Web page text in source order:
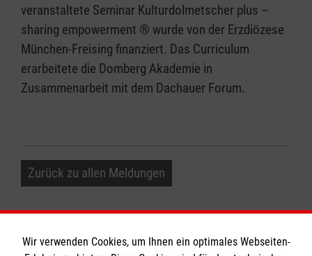
veranstaltete Seminar Kulturdolmetscher plus –
sharing empowerment ® wurde von der Erzdiözese
München-Freising finanziert. Das Curriculum
erarbeitete die Domberg Akademie in
Zusammenarbeit mit dem Dachauer Forum.
Zurück zu allen Meldungen
Wir verwenden Cookies, um Ihnen ein optimales Webseiten-